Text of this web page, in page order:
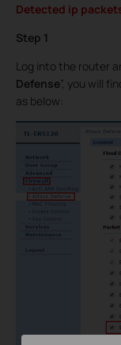
Detected ip
Step 1
Log into the router
Defense”, you will
as below: